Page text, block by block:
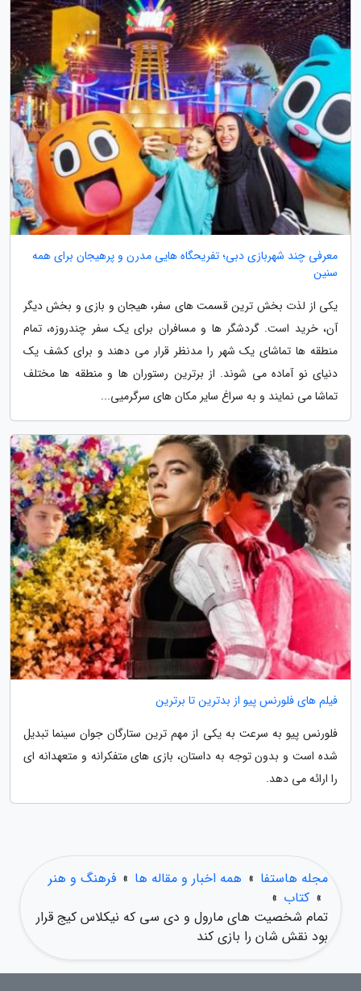
معرفی چند شهربازی دبی؛ تفریحگاه هایی مدرن و پرهیجان برای همه
سنین
یکی از لذت بخش ترین قسمت های سفر، هیجان و بازی و بخش دیگر
آن، خرید است. گردشگر ها و مسافران برای یک سفر چندروزه، تمام
منطقه ها تماشای یک شهر را مدنظر قرار می دهند و برای کشف یک
دنیای نو آماده می شوند. از برترین رستوران ها و منطقه ها مختلف
تماشا می نمایند و به سراغ سایر مکان های سرگرمیی...
فیلم های فلورنس پیو از بدترین تا برترین
فلورنس پیو به سرعت به یکی از مهم ترین ستارگان جوان سینما تبدیل
شده است و بدون توجه به داستان، بازی های متفکرانه و متعهدانه ای
را ارائه می دهد.
مجله هاستفا » همه اخبار و مقاله ها » فرهنگ و هنر
» کتاب »
تمام شخصیت های مارول و دی سی که نیکلاس کیج قرار
بود نقش شان را بازی کند